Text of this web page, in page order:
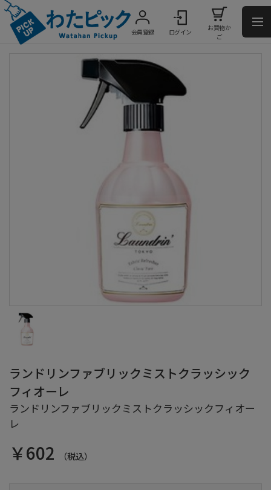
会員登録 ログイン
お買物か
ご
ランドリンファブリックミストクラッシック
フィオーレ
ランドリンファブリックミストクラッシックフィオー
レ
￥602 （税込）